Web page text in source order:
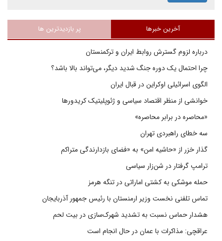
آخرین خبرها پر بازدیدترین ها
درباره لزوم گسترش روابط ایران و ترکمنستان
چرا احتمال یک دوره جنگ شدید دیگر، می‌تواند بالا باشد؟
الگوی اسرائیلی اوکراین در قبال ایران
خوانشی از منظر اقتصاد سیاسی و ژئوپلیتیک کریدورها
«محاصره در برابر محاصره»
سه خطای راهبردی تهران
گذار خزر از «حاشیه امن» به «فضای بازدارندگی متراکم
ترامپ گرفتار در شن‌زار سیاسی
حمله موشکی به کشتی اماراتی در تنگه هرمز
تماس تلفنی نخست وزیر ارمنستان با رئیس جمهور آذربایجان
هشدار حماس نسبت به تشدید شهرک‌سازی در بیت‌ لحم
عراقچی: مذاکرات با عمان در حال انجام است